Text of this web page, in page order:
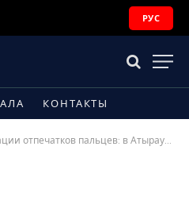
РУС
КОНТАКТЫ
пальцев: в Атырау полиция обратилась к гражданам